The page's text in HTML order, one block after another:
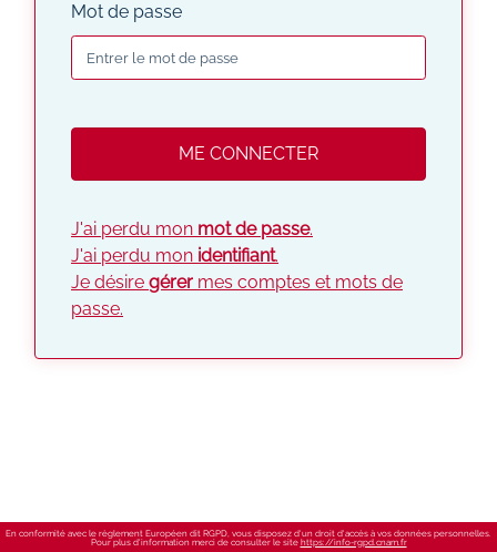
Mot de passe
J'ai perdu mon mot de passe.
J'ai perdu mon identifiant.
Je désire gérer mes comptes et mots de
passe.
En conformité avec le règlement Européen dit RGPD, vous disposez d'un droit d'accès à vos données personnelles.
Pour plus d'information merci de consulter le site https://info-rgpd.cnam.fr